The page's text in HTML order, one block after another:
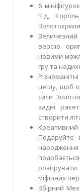
6
Кід,
версію
новими
гру та
цеглу, щоб
сили
задні
створити
Креативний
міфічних
Збірний